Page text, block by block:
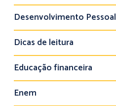
Desenvolvimento Pessoal
Dicas de leitura
Educação financeira
Enem